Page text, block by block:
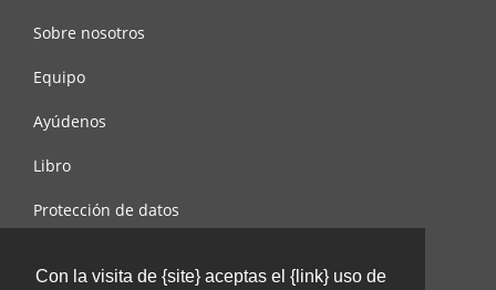
Con la visita de {site} aceptas el {link} uso de
Sobre nosotros
Equipo
Ayúdenos
Libro
Protección de datos